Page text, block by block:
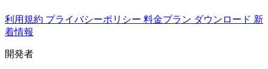
利用規約 プライバシーポリシー 料金プラン ダウンロード 新
着情報
開発者